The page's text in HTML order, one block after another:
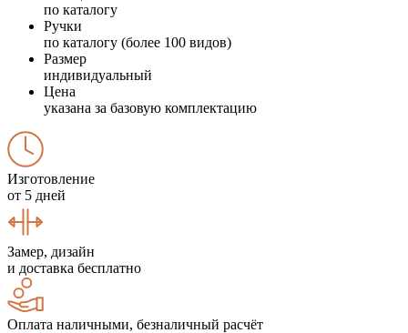
по каталогу
Ручки
по каталогу (более 100 видов)
Размер
индивидуальный
Цена
указана за базовую комплектацию
Изготовление
от 5 дней
Замер, дизайн
и доставка бесплатно
Оплата наличными, безналичный расчёт